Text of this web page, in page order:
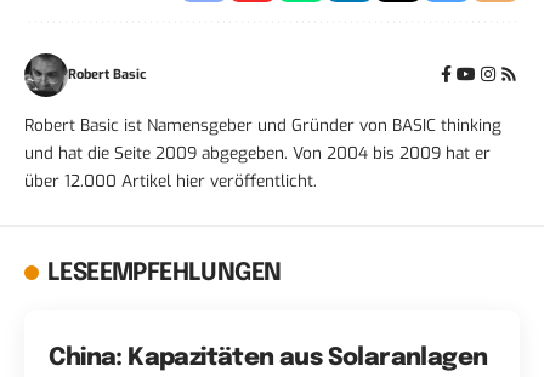
Robert Basic
Robert Basic ist Namensgeber und Gründer von BASIC thinking
und hat die Seite 2009 abgegeben. Von 2004 bis 2009 hat er
über 12.000 Artikel hier veröffentlicht.
LESEEMPFEHLUNGEN
China: Kapazitäten aus Solaranlagen